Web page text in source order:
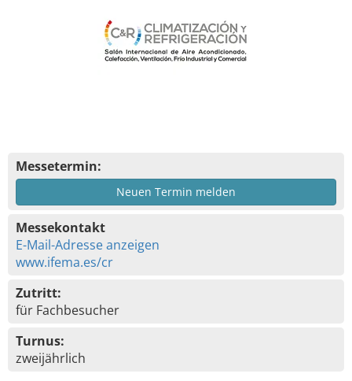
Messetermin:
Neuen Termin melden
Messekontakt
E-Mail-Adresse anzeigen
www.ifema.es/cr
Zutritt:
für Fachbesucher
Turnus:
zweijährlich